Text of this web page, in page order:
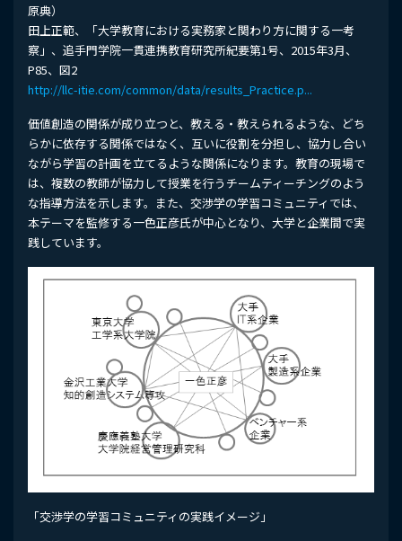
原典）
田上正範、「大学教育における実務家と関わり方に関する一考
察」、追手門学院一貫連携教育研究所紀要第1号、2015年3月、
P85、図2
http://llc-itie.com/common/data/results_Practice.p...
価値創造の関係が成り立つと、教える・教えられるような、どち
らかに依存する関係ではなく、互いに役割を分担し、協力し合い
ながら学習の計画を立てるような関係になります。教育の現場で
は、複数の教師が協力して授業を行うチームティーチングのよう
な指導方法を示します。また、交渉学の学習コミュニティでは、
本テーマを監修する一色正彦氏が中心となり、大学と企業間で実
践しています。
「交渉学の学習コミュニティの実践イメージ」